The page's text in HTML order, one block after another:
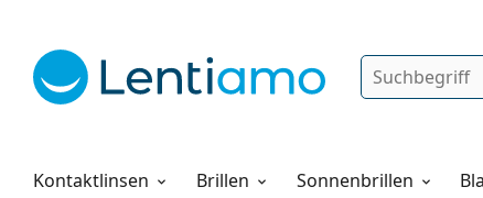
Suche
Kontaktlinsen
Pflegemittel Brillen Sonnenbrillen
Alles über den Einkauf